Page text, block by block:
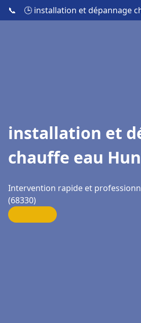
📞 🕒 installation et dépannage
installation et
chauffe eau
Intervention rapide et
(68330)